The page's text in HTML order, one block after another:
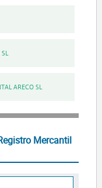
ARECO SL
Mercantil